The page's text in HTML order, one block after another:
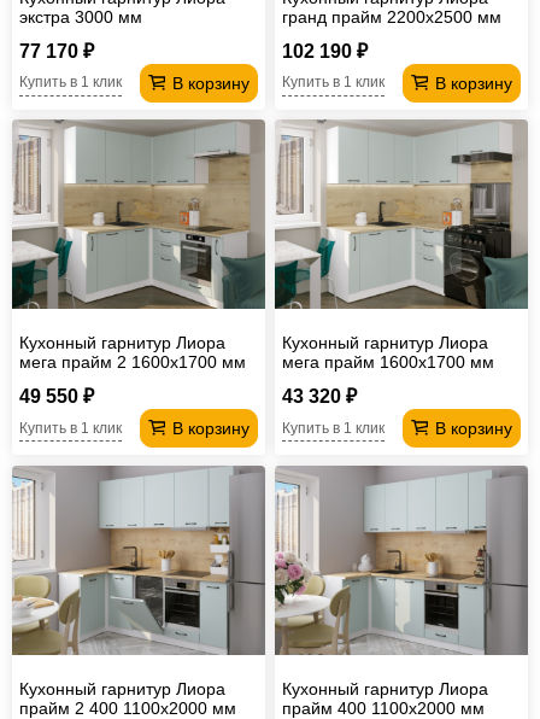
экстра 3000 мм
77 170 ₽
В корзину
Купить в 1 клик
гранд прайм 2200х2500 мм
102 190 ₽
В корзину
Купить в 1 клик
Кухонный гарнитур Лиора
мега прайм 2 1600х1700 мм
49 550 ₽
В корзину
Купить в 1 клик
Кухонный гарнитур Лиора
мега прайм 1600х1700 мм
43 320 ₽
В корзину
Купить в 1 клик
Кухонный гарнитур Лиора
прайм 2 400 1100х2000 мм
Кухонный гарнитур Лиора
прайм 400 1100х2000 мм